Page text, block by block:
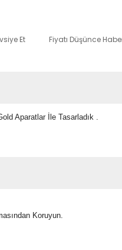
Et Fiyatı Düşünce
Aparatlar İle Tasarladık .
Koruyun.